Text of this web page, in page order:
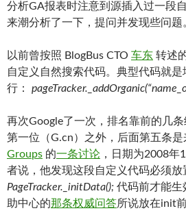
分析GA报表时注意到源插入过一段
来潮分析了一下，提问并发现些问题
以前曾按照 BlogBus CTO 车东 转述
自定义自然搜索代码。典型代码就是
行：
再次Google了一次，排名靠前的几
第一位（G.cn）之外，后面第五条是
Groups 的一条讨论 ，日期为2008
者说，他发现这段自定义代码必须放
PageTracker._initData(); 代码前才能生
助中心的那条权威问答所说放在init